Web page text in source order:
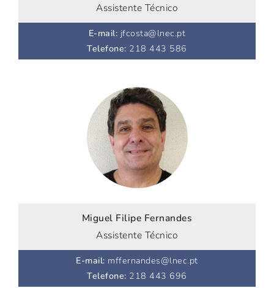
Assistente Técnico
E-mail: jfcosta@lnec.pt
Telefone: 218 443 586
Miguel Filipe Fernandes
Assistente Técnico
E-mail: mffernandes@lnec.pt
Telefone: 218 443 696